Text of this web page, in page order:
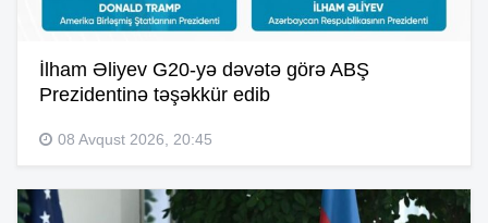
İlham Əliyev G20-yə dəvətə görə ABŞ
Prezidentinə təşəkkür edib
08 Avqust 2026, 20:45